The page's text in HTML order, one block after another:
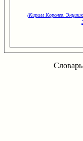
(Кирилл Королев.